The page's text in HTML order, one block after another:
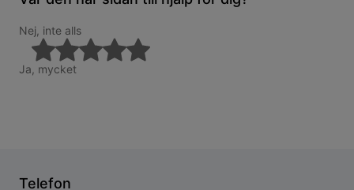
Nej, inte alls
Ja, mycket
Telefon